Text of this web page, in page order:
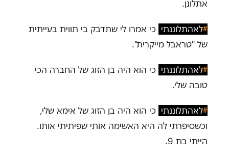
אתלונן.
#לאהתלוננתי כי אמרו לי שתדבק בי תווית בעייתית
של "טראבל מייקרית".
#לאהתלוננתי כי הוא היה בן הזוג של החברה הכי
טובה שלי.
#לאהתלוננתי כי הוא היה בן הזוג של אימא שלי,
וכשסיפרתי לה היא האשימה אותי שפיתיתי אותו.
הייתי בת 9.